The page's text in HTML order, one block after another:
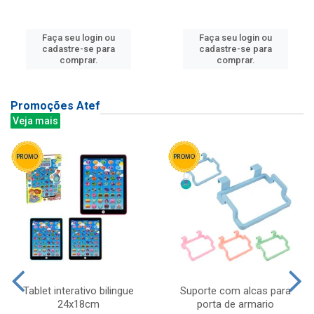
Faça seu login ou
cadastre-se para
comprar.
Faça seu login ou
cadastre-se para
comprar.
Promoções Atef
Veja mais
Tablet interativo bilingue
24x18cm
Suporte com alcas para
porta de armario